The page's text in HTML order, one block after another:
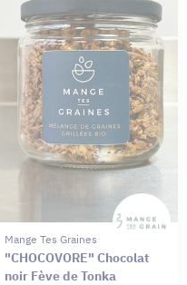
Mange Tes Graines
"CHOCOVORE" Chocolat
noir Fève de Tonka